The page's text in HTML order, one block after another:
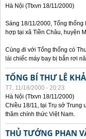
Hà Nội (Ttxvn 18/11/2000)
Sáng 18/11/2000, Tổng
hợp tại xã Tiền Châu, huyện
Cùng đi với Tổng thống có
lái chiếc máy bay bị bắn rơi
TỔNG BÍ THƯ LÊ
T7, 11/18/2000 - 20:23
Hà Nội (Ttxvn 18/11/2000)
Chiều 18/11, tại Trụ sở Trung
thăm chính thức Việt Nam.
THỦ TƯỚNG PHAN